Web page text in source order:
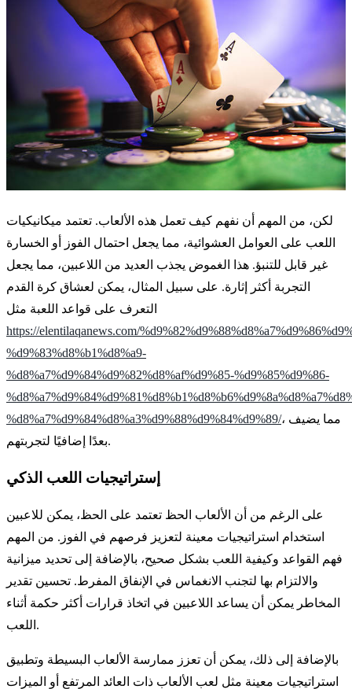
لكن، من المهم أن نفهم كيف تعمل هذه الألعاب. تعتمد ميكانيكيات
اللعب على العوامل العشوائية، مما يجعل احتمال الفوز أو الخسارة
غير قابل للتنبؤ. هذا الغموض يجذب العديد من اللاعبين، مما يجعل
التجربة أكثر إثارة. على سبيل المثال، يمكن لعشاق كرة القدم
التعرف على قواعد اللعبة مثل
https://elentilaqanews.com/
%d9%83%d8%b1%d8%a9-
%d8%a7%d9%84%d9%82%d8%af%d9%85-%d9%85%d9%86-
%d8%a7%d9%84%d8%a3%d9%88%d9%84%d9%89/، مما يضيف
بعدًا إضافيًا لتجربتهم.
إستراتيجيات اللعب الذكي
على الرغم من أن الألعاب الحظ تعتمد على الحظ، يمكن للاعبين
استخدام استراتيجيات معينة لتعزيز فرصهم في الفوز. من المهم
فهم القواعد وكيفية اللعب بشكل صحيح، بالإضافة إلى تحديد ميزانية
والالتزام بها لتجنب الانغماس في الإنفاق المفرط. تحسين تقدير
المخاطر يمكن أن يساعد اللاعبين في اتخاذ قرارات أكثر حكمة أثناء
اللعب.
بالإضافة إلى ذلك، يمكن أن تعزز ممارسة الألعاب البسيطة وتطبيق
استراتيجيات معينة مثل لعب الألعاب ذات العائد المرتفع أو الميزات